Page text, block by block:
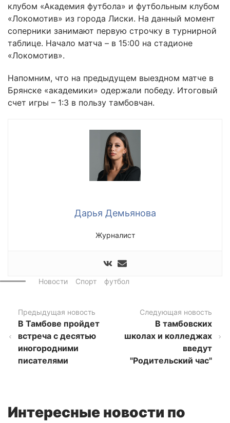
клубом «Академия футбола» и футбольным клубом
«Локомотив» из города Лиски. На данный момент
соперники занимают первую строчку в турнирной
таблице. Начало матча – в 15:00 на стадионе
«Локомотив».
Напомним, что на предыдущем выездном матче в
Брянске «академики» одержали победу. Итоговый
счет игры – 1:3 в пользу тамбовчан.
Дарья Демьянова
Журналист
Новости Спорт футбол
Предыдущая новость
В Тамбове пройдет
встреча с десятью
иногородними
писателями
Следующая новость
В тамбовских
школах и колледжах
введут
"Родительский час"
Интересные новости по